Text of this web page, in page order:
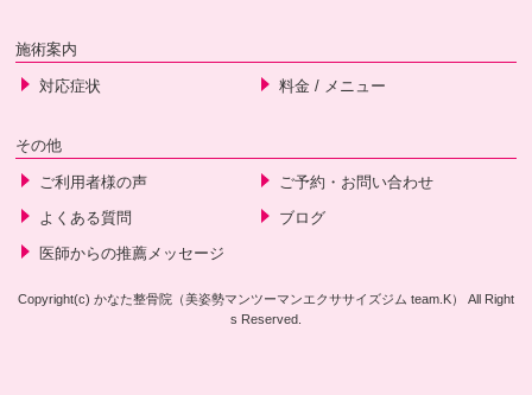
施術案内
対応症状 料金 / メニュー
その他
ご利用者様の声
ご予約・お問い合わせ
よくある質問
ブログ
医師からの推薦メッセージ
Copyright(c) かなた整骨院（美姿勢マンツーマンエクササイズジム team.K） All Right
s Reserved.